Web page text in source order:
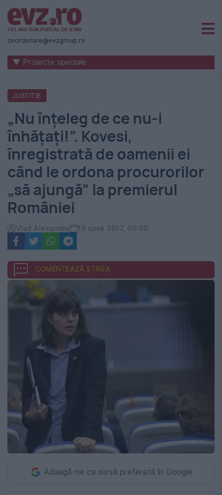
Știri
naționale
internaționale
România
-
Evenimentul
Zilei
coordonare@evzgroup.ro
▼ Proiecte speciale
JUSTITIE
„Nu înţeleg de ce nu-i
înhăţaţi!”. Kovesi,
înregistrată de oamenii ei
când le ordona procurorilor
„să ajungă” la premierul
României
Vlad Alexandru 19 iunie 2017, 00:00
COMENTEAZĂ ȘTIREA
Adaugă-ne ca sursă preferată în Google